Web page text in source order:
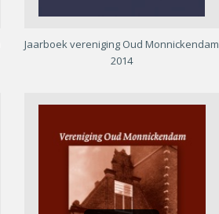
Jaarboek vereniging Oud Monnickendam
2014